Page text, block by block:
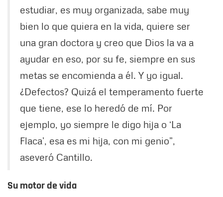
estudiar, es muy organizada, sabe muy
bien lo que quiera en la vida, quiere ser
una gran doctora y creo que Dios la va a
ayudar en eso, por su fe, siempre en sus
metas se encomienda a él. Y yo igual.
¿Defectos? Quizá el temperamento fuerte
que tiene, ese lo heredó de mí. Por
ejemplo, yo siempre le digo hija o ‘La
Flaca’, esa es mi hija, con mi genio”,
aseveró Cantillo.
Su motor de vida